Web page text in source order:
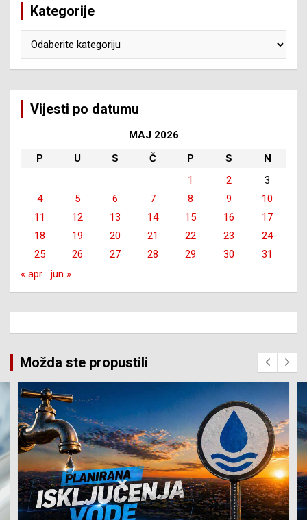
Kategorije
Vijesti po datumu
MAJ 2026
P
U S Č P S
N
1
2
3
4
5 6 7 8 9
10
11
12 13 14 15 16
17
18
19 20 21 22 23
24
25
26 27 28 29 30
31
« apr
jun »
Možda ste propustili